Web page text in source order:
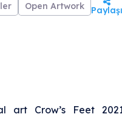
Open Artwork
art Crow’s Feet